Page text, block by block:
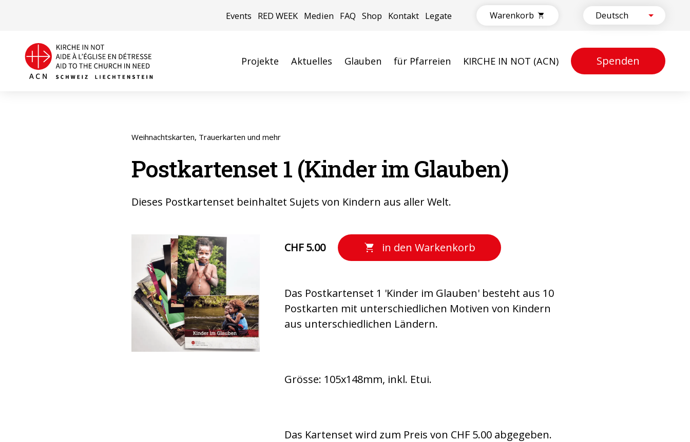
Events RED WEEK Medien FAQ Shop Kontakt Legate Warenkorb
Projekte Aktuelles Glauben für Pfarreien KIRCHE IN NOT (ACN) Spenden
Weihnachtskarten, Trauerkarten und mehr
Postkartenset 1 (Kinder im Glauben)
Dieses Postkartenset beinhaltet Sujets von Kindern aus aller Welt.
CHF 5.00 in den Warkenkorb
Das Postkartenset 1 'Kinder im Glauben' besteht aus 10
Postkarten mit unterschiedlichen Motiven von Kindern
aus unterschiedlichen Ländern.
Grösse: 105x148mm, inkl. Etui.
Das Kartenset wird zum Preis von CHF 5.00 abgegeben.